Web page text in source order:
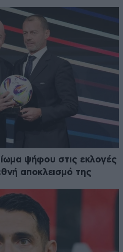
ψήφου στις εκλογές
αποκλεισμό της